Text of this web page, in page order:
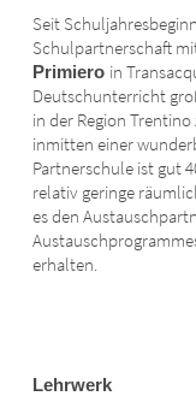
Seit
Schulpartnerschaft
Primiero in
Deutschunterricht
in der Region
inmitten einer
Partnerschule ist gut
relativ geringe
es den
erhalten.
Lehrwerk